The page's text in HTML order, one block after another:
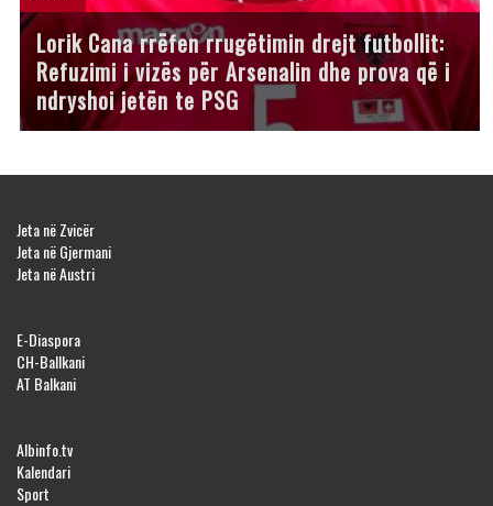
Lorik Cana rrëfen rrugëtimin drejt futbollit:
Refuzimi i vizës për Arsenalin dhe prova që i
ndryshoi jetën te PSG
Jeta në Zvicër
Jeta në Gjermani
Jeta në Austri
E-Diaspora
CH-Ballkani
AT Balkani
Albinfo.tv
Kalendari
Sport